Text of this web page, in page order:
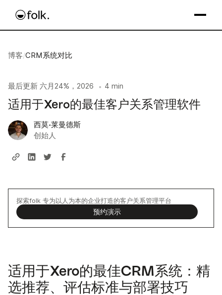
博客/CRM系统对比
最后更新 六月24%，2026 • 4 min
适用于Xero的最佳客户关系管理软件
西莫·莱曼德斯
创始人
探索folk 专为以人为本的企业打造的客户关系管理平台
预约演示
适用于Xero的最佳CRM系统：精
选推荐、评估标准与部署技巧